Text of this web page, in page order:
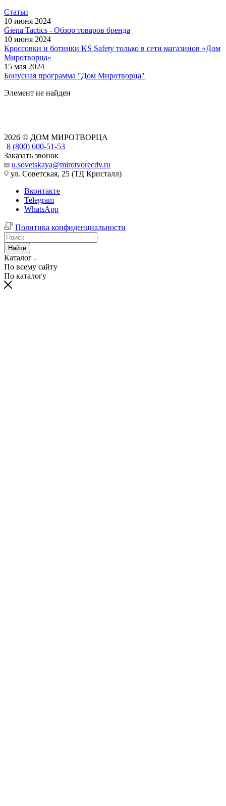
Статьи
10 июня 2024
Giena Tactics - Обзор товаров бренда
10 июня 2024
Кроссовки и ботинки KS Safety только в сети магазинов «Дом
Миротворца»
15 мая 2024
Бонусная программа "Дом Миротворца"
Элемент не найден
2026 © ДОМ МИРОТВОРЦА
8 (800) 600-51-53
Заказать звонок
u.sovetskaya@mirotvorecdv.ru
ул. Советская, 25 (ТД Кристалл)
Вконтакте
Telegram
WhatsApp
Политика конфиденциальности
Найти
Каталог
По всему сайту
По каталогу